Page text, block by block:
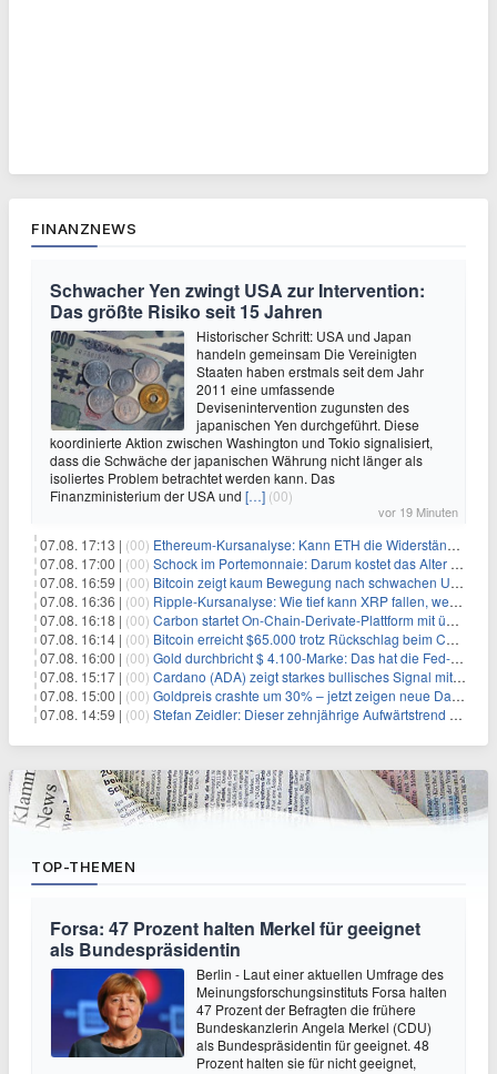
FINANZNEWS
Schwacher Yen zwingt USA zur Intervention:
Das größte Risiko seit 15 Jahren
Historischer Schritt: USA und Japan
handeln gemeinsam Die Vereinigten
Staaten haben erstmals seit dem Jahr
2011 eine umfassende
Devisenintervention zugunsten des
japanischen Yen durchgeführt. Diese
koordinierte Aktion zwischen Washington und Tokio signalisiert,
dass die Schwäche der japanischen Währung nicht länger als
isoliertes Problem betrachtet werden kann. Das
Finanzministerium der USA und […] (00)
vor 19 Minuten
07.08. 17:13 | (00) Ethereum-Kursanalyse: Kann ETH die Widerstände der gleitenden Durchschnitte überwinden?
07.08. 17:00 | (00) Schock im Portemonnaie: Darum kostet das Alter deutlich mehr als Sie denken
07.08. 16:59 | (00) Bitcoin zeigt kaum Bewegung nach schwachen US-Arbeitsmarktdaten, Fed-Zinserhöhungschancen sinken auf 44%
07.08. 16:36 | (00) Ripple-Kursanalyse: Wie tief kann XRP fallen, wenn die $1-Unterstützung am Wochenende verloren geht?
07.08. 16:18 | (00) Carbon startet On-Chain-Derivate-Plattform mit über 950 Märkten in einem Konto
07.08. 16:14 | (00) Bitcoin erreicht $65.000 trotz Rückschlag beim CLARITY Act und fehlendem US-Iran-Abkommen
07.08. 16:00 | (00) Gold durchbricht $ 4.100-Marke: Das hat die Fed-Entscheidung ausgelöst
07.08. 15:17 | (00) Cardano (ADA) zeigt starkes bullisches Signal mit Potenzial für 200% Kursanstieg
07.08. 15:00 | (00) Goldpreis crashte um 30% – jetzt zeigen neue Daten: War es berechtigt?
07.08. 14:59 | (00) Stefan Zeidler: Dieser zehnjährige Aufwärtstrend macht mich optimistisch
TOP-THEMEN
Forsa: 47 Prozent halten Merkel für geeignet
als Bundespräsidentin
Berlin - Laut einer aktuellen Umfrage des
Meinungsforschungsinstituts Forsa halten
47 Prozent der Befragten die frühere
Bundeskanzlerin Angela Merkel (CDU)
als Bundespräsidentin für geeignet. 48
Prozent halten sie für nicht geeignet,